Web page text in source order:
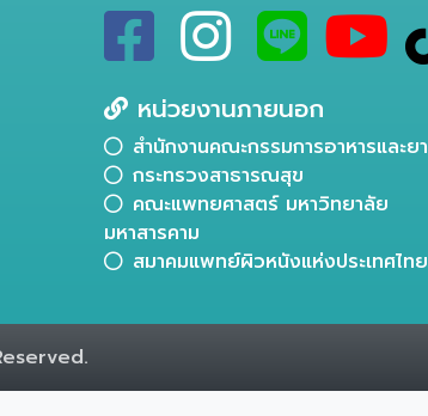
หน่วยงานภายนอก
สำนักงานคณะกรรมการอาหารและยา
กระทรวงสาธารณสุข
คณะแพทยศาสตร์ มหาวิทยาลัย
มหาสารคาม
สมาคมแพทย์ผิวหนังแห่งประเทศไทย